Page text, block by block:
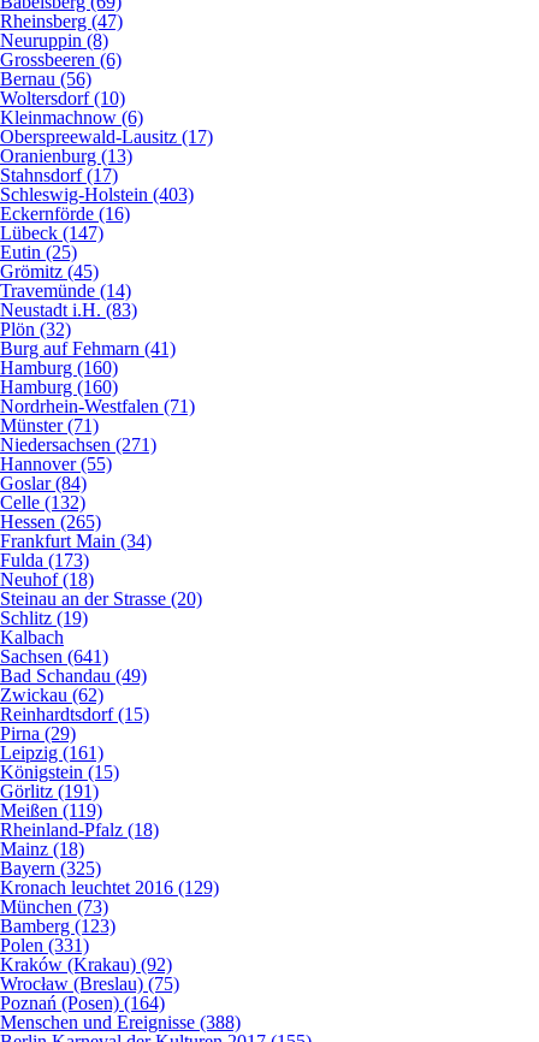
Rheinsberg (47)
Neuruppin (8)
Grossbeeren (6)
Bernau (56)
Woltersdorf (10)
Kleinmachnow (6)
Oberspreewald-Lausitz (17)
Oranienburg (13)
Stahnsdorf (17)
Schleswig-Holstein (403)
Eckernförde (16)
Lübeck (147)
Eutin (25)
Grömitz (45)
Travemünde (14)
Neustadt i.H. (83)
Plön (32)
Burg auf Fehmarn (41)
Hamburg (160)
Hamburg (160)
Nordrhein-Westfalen (71)
Münster (71)
Niedersachsen (271)
Hannover (55)
Goslar (84)
Celle (132)
Hessen (265)
Frankfurt Main (34)
Fulda (173)
Neuhof (18)
Steinau an der Strasse (20)
Schlitz (19)
Kalbach
Sachsen (641)
Bad Schandau (49)
Zwickau (62)
Reinhardtsdorf (15)
Pirna (29)
Leipzig (161)
Königstein (15)
Görlitz (191)
Meißen (119)
Rheinland-Pfalz (18)
Mainz (18)
Bayern (325)
Kronach leuchtet 2016 (129)
München (73)
Bamberg (123)
Polen (331)
Kraków (Krakau) (92)
Wrocław (Breslau) (75)
Poznań (Posen) (164)
Menschen und Ereignisse (388)